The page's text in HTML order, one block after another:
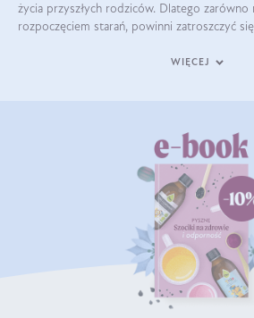
życia przyszłych rodziców. Dlatego zarówno
rozpoczęciem starań, powinni zatroszczyć
WIĘCEJ